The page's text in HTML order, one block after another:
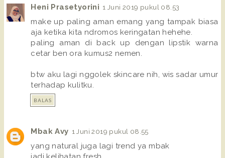
Heni Prasetyorini 1 Juni 2019 pukul 08.53
make up paling aman emang yang tampak biasa
aja ketika kita ndromos keringatan hehehe.
paling aman di back up dengan lipstik warna
cetar ben ora kumus2 nemen.
btw aku lagi nggolek skincare nih, wis sadar umur
terhadap kulitku.
BALAS
Mbak Avy 1 Juni 2019 pukul 08.55
yang natural juga lagi trend ya mbak